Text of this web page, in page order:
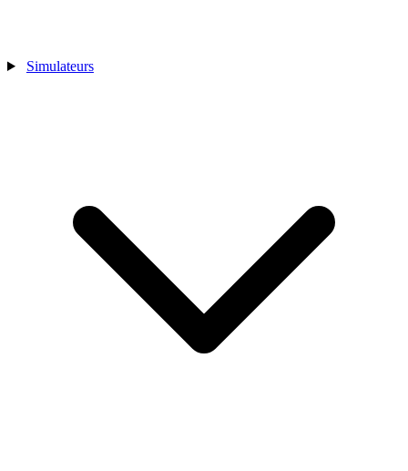
Simulateurs